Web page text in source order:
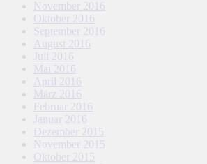
November 2016
Oktober 2016
September 2016
August 2016
Juli 2016
Mai 2016
April 2016
März 2016
Februar 2016
Januar 2016
Dezember 2015
November 2015
Oktober 2015